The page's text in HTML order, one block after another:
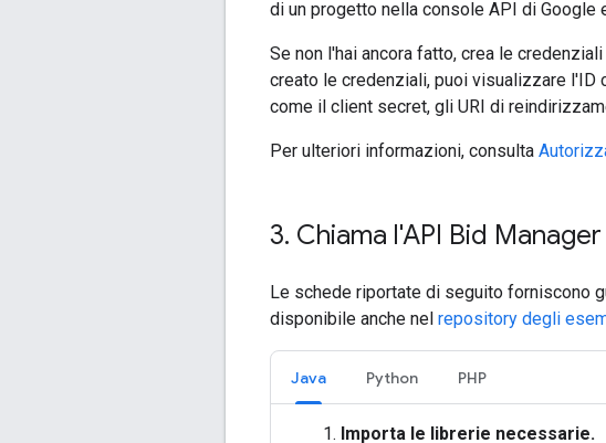
di un progetto nella console API di Google
Se non l'hai ancora fatto, crea le
creato le credenziali, puoi visualizzare l'ID
come il client secret, gli URI di
Per ulteriori informazioni, consulta
3. Chiama l'API Bid Manager
Le schede riportate di seguito forniscono
disponibile anche nel repository degli
Java Python PHP
Importa le librerie necessarie.